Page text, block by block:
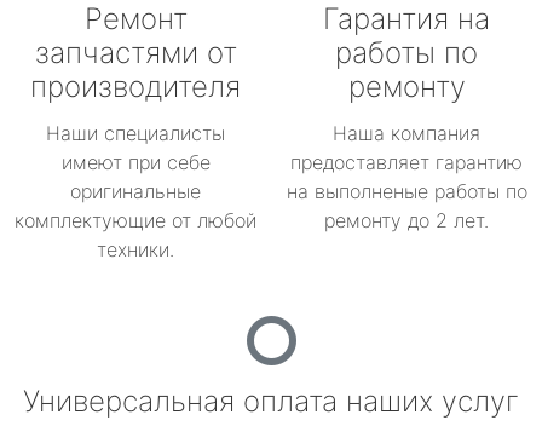
Ремонт
запчастями от
производителя
Наши специалисты
имеют при себе
оригинальные
комплектующие от любой
техники.
Гарантия на
работы по
ремонту
Наша компания
предоставляет гарантию
на выполненые работы по
ремонту до 2 лет.
Универсальная оплата наших услуг